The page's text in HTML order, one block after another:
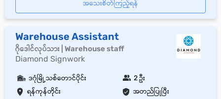
အသေးစိတ်ကြည့်ရန်
Warehouse Assistant
ဂိုဒေါင်လုပ်သား | Warehouse staff
Diamond Signwork
ရန်ကုန်တိုင်း အတည်ပြုပြီး
ဒဂုံမြို့သစ်တောင်ပိုင်း 2 ဦး